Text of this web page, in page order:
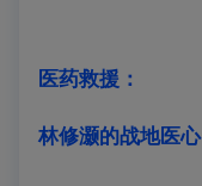
医药救援：
林修灏的战地医心